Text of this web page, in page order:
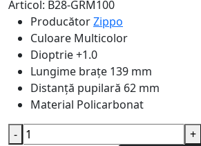
Articol: B28-GRM100
ProducătorZippo
Culoare Multicolor
Dioptrie+1.0
Lungime brațe 139 mm
Distanță pupilară 62 mm
Material Policarbonat
-
+